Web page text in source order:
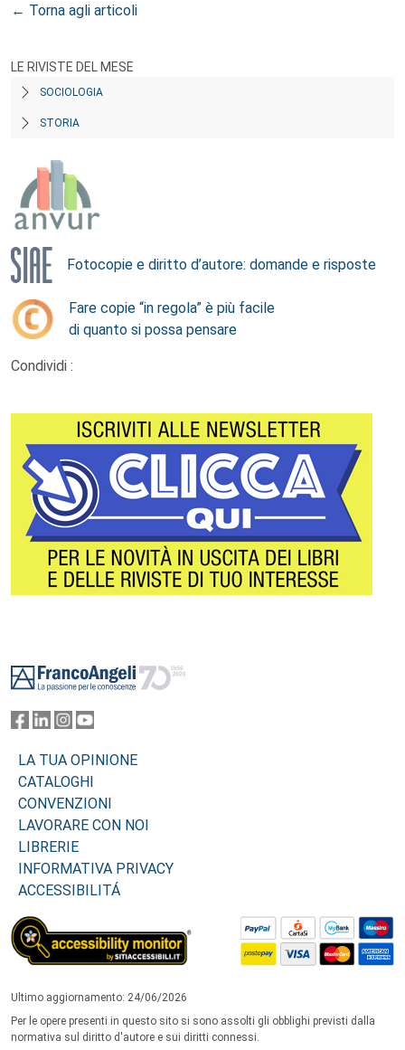
← Torna agli articoli
LE RIVISTE DEL MESE
SOCIOLOGIA
STORIA
Fotocopie e diritto d’autore: domande e risposte
Fare copie “in regola” è più facile
di quanto si possa pensare
Condividi :
LA TUA OPINIONE
CATALOGHI
CONVENZIONI
LAVORARE CON NOI
LIBRERIE
INFORMATIVA PRIVACY
ACCESSIBILITÁ
Ultimo aggiornamento: 24/06/2026
Per le opere presenti in questo sito si sono assolti gli obblighi previsti dalla
normativa sul diritto d'autore e sui diritti connessi.